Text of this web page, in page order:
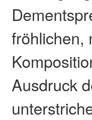
fröhlichen,
Ausdruck